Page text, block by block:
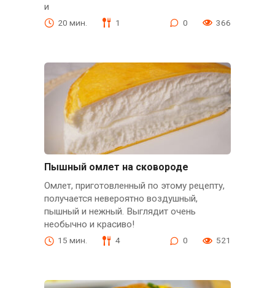
и
20 мин. 1 0 366
Пышный омлет на сковороде
Омлет, приготовленный по этому рецепту,
получается невероятно воздушный,
пышный и нежный. Выглядит очень
необычно и красиво!
15 мин. 4 0 521